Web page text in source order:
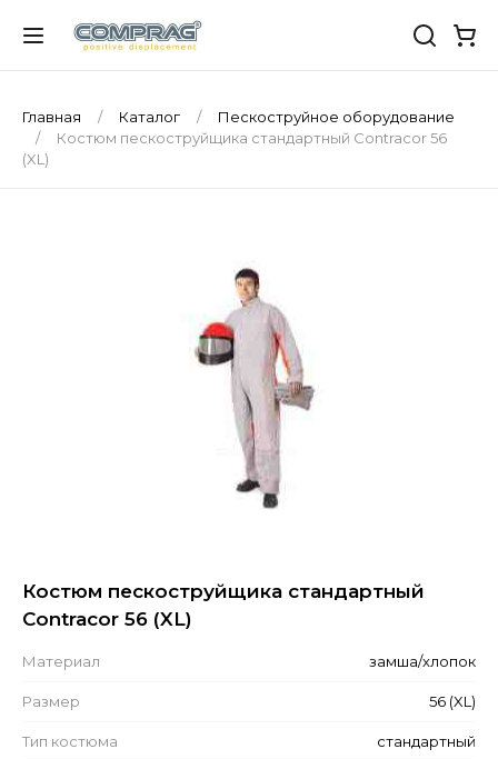
Главная Каталог
Пескоструйное оборудование
Костюм пескоструйщика стандартный Contracor 56
(XL)
Костюм пескоструйщика стандартный
Contracor 56 (XL)
Материал замша/хлопок
Размер 56 (XL)
Тип костюма стандартный